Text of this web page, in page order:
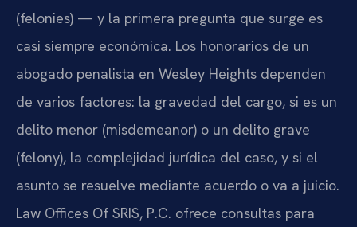
(felonies) — y la primera pregunta que surge es
casi siempre económica. Los honorarios de un
abogado penalista en Wesley Heights dependen
de varios factores: la gravedad del cargo, si es un
delito menor (misdemeanor) o un delito grave
(felony), la complejidad jurídica del caso, y si el
asunto se resuelve mediante acuerdo o va a juicio.
Law Offices Of SRIS, P.C. ofrece consultas para